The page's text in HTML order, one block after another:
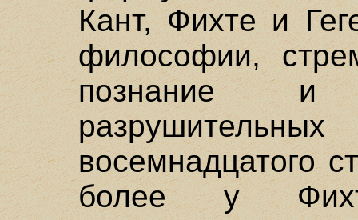
Кант, Фихте и
философии,
познание и
восемнадцатого
более у Фихте